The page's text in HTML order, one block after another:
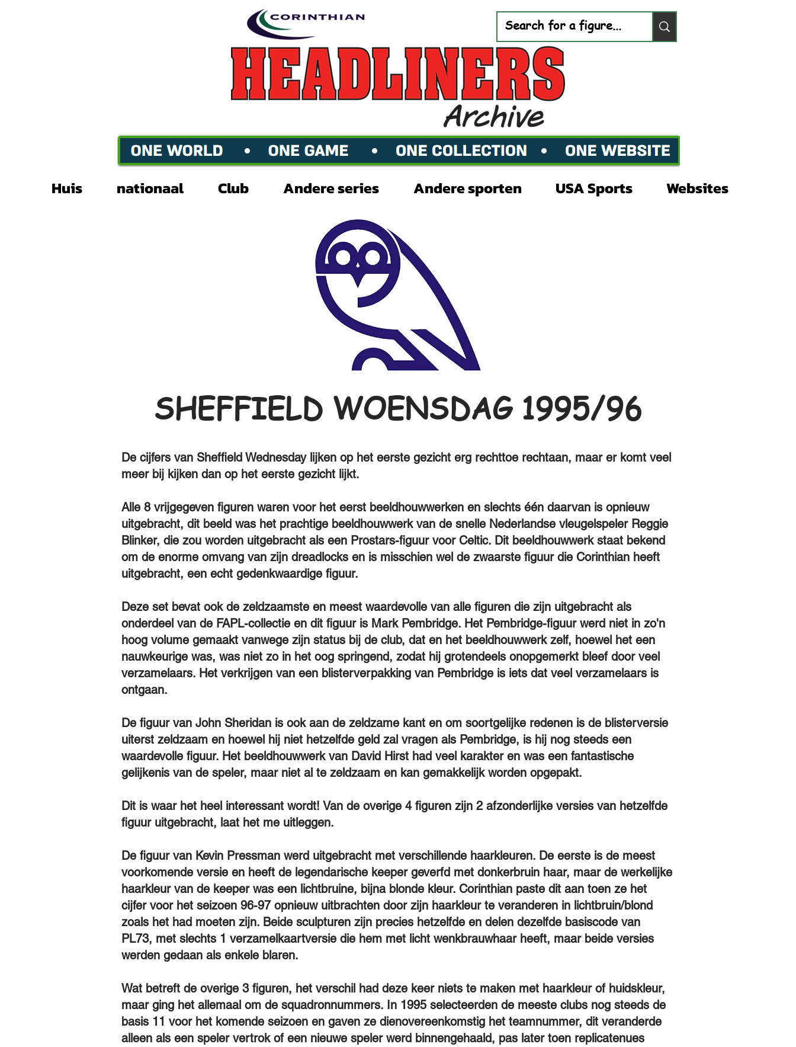
Huis nationaal Club Andere series Andere sporten USA Sports Websites
SHEFFIELD WOENSDAG 1995/96
De cijfers van Sheffield Wednesday lijken op het eerste gezicht erg rechttoe rechtaan, maar er komt veel
meer bij kijken dan op het eerste gezicht lijkt.
Alle 8 vrijgegeven figuren waren voor het eerst beeldhouwwerken en slechts één daarvan is opnieuw
uitgebracht, dit beeld was het prachtige beeldhouwwerk van de snelle Nederlandse vleugelspeler Reggie
Blinker, die zou worden uitgebracht als een Prostars-figuur voor Celtic. Dit beeldhouwwerk staat bekend
om de enorme omvang van zijn dreadlocks en is misschien wel de zwaarste figuur die Corinthian heeft
uitgebracht, een echt gedenkwaardige figuur.
Deze set bevat ook de zeldzaamste en meest waardevolle van alle figuren die zijn uitgebracht als
onderdeel van de FAPL-collectie en dit figuur is Mark Pembridge. Het Pembridge-figuur werd niet in zo'n
hoog volume gemaakt vanwege zijn status bij de club, dat en het beeldhouwwerk zelf, hoewel het een
nauwkeurige was, was niet zo in het oog springend, zodat hij grotendeels onopgemerkt bleef door veel
verzamelaars. Het verkrijgen van een blisterverpakking van Pembridge is iets dat veel verzamelaars is
ontgaan.
De figuur van John Sheridan is ook aan de zeldzame kant en om soortgelijke redenen is de blisterversie
uiterst zeldzaam en hoewel hij niet hetzelfde geld zal vragen als Pembridge, is hij nog steeds een
waardevolle figuur. Het beeldhouwwerk van David Hirst had veel karakter en was een fantastische
gelijkenis van de speler, maar niet al te zeldzaam en kan gemakkelijk worden opgepakt.
Dit is waar het heel interessant wordt! Van de overige 4 figuren zijn 2 afzonderlijke versies van hetzelfde
figuur uitgebracht, laat het me uitleggen.
De figuur van Kevin Pressman werd uitgebracht met verschillende haarkleuren. De eerste is de meest
voorkomende versie en heeft de legendarische keeper geverfd met donkerbruin haar, maar de werkelijke
haarkleur van de keeper was een lichtbruine, bijna blonde kleur. Corinthian paste dit aan toen ze het
cijfer voor het seizoen 96-97 opnieuw uitbrachten door zijn haarkleur te veranderen in lichtbruin/blond
zoals het had moeten zijn. Beide sculpturen zijn precies hetzelfde en delen dezelfde basiscode van
PL73, met slechts 1 verzamelkaartversie die hem met licht wenkbrauwhaar heeft, maar beide versies
werden gedaan als enkele blaren.
Wat betreft de overige 3 figuren, het verschil had deze keer niets te maken met haarkleur of huidskleur,
maar ging het allemaal om de squadronnummers. In 1995 selecteerden de meeste clubs nog steeds de
basis 11 voor het komende seizoen en gaven ze dienovereenkomstig het teamnummer, dit veranderde
alleen als een speler vertrok of een nieuwe speler werd binnengehaald, pas later toen replicatenues